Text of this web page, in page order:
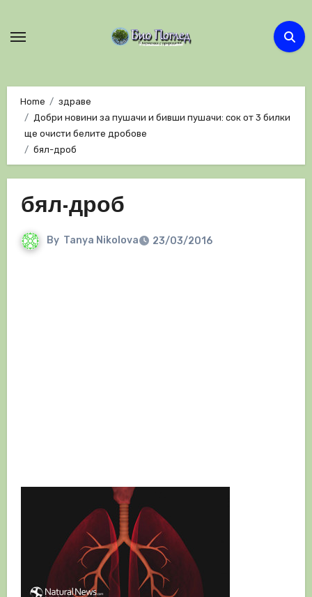
Home
здраве
Добри новини за пушачи и бивши пушачи: сок от 3 билки
ще очисти белите дробове
бял-дроб
бял-дроб
By Tanya Nikolova 23/03/2016